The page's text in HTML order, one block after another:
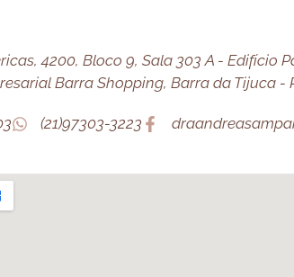
4200, Bloco 9, Sala 303 A - Edifício
Barra Shopping, Barra da Tijuca -
(21)97303-3223